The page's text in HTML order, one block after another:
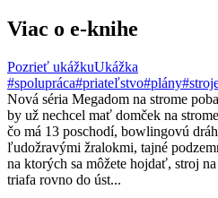
Viac o e-knihe
Pozrieť ukážkuUkážka
#spolupráca#priateľstvo#plány
Nová séria Megadom na strome
by už nechcel mať domček na
čo má 13 poschodí, bowlingovú
ľudožravými žralokmi, tajné
na ktorých sa môžete hojdať, stroj
triafa rovno do úst...